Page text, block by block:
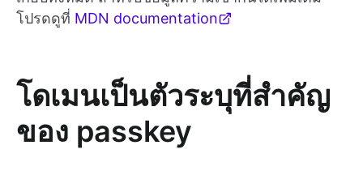
โปรดดูที่ MDN documentation
โดเมนเป็นตัวระบุที่สำคัญ
ของ passkey